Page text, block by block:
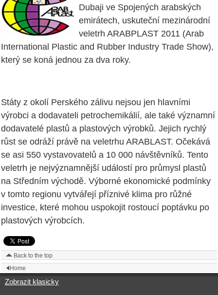
Dubaji ve Spojených arabských
emirátech, uskuteční mezinárodní
veletrh ARABPLAST 2011 (Arab
International Plastic and Rubber Industry Trade Show),
který se koná jednou za dva roky.
Státy z okolí Perského zálivu nejsou jen hlavními
výrobci a dodavateli petrochemikálií, ale také významní
dodavatelé plastů a plastových výrobků. Jejich rychlý
růst se odráží právě na veletrhu ARABLAST. Očekává
se asi 550 vystavovatelů a 10 000 návštěvníků. Tento
veletrh je nejvýznamnější událostí pro průmysl plastů
na Středním východě. Výborné ekonomické podmínky
v tomto regionu vytvářejí příznivé klima pro růžné
investice, které mohou uspokojit rostoucí poptávku po
plastových výrobcích.
Back to the top
Home
Zobrazit klasicky